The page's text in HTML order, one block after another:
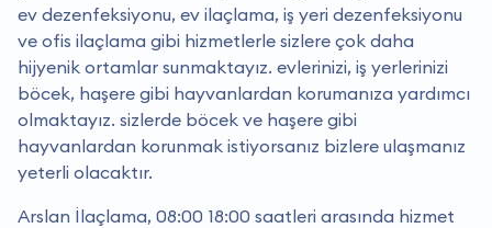
ev dezenfeksiyonu, ev ilaçlama, iş yeri dezenfeksiyonu
ve ofis ilaçlama gibi hizmetlerle sizlere çok daha
hijyenik ortamlar sunmaktayız. evlerinizi, iş yerlerinizi
böcek, haşere gibi hayvanlardan korumanıza yardımcı
olmaktayız. sizlerde böcek ve haşere gibi
hayvanlardan korunmak istiyorsanız bizlere ulaşmanız
yeterli olacaktır.
Arslan İlaçlama, 08:00 18:00 saatleri arasında hizmet